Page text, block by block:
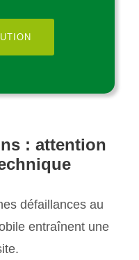
: attention
défaillances au
entraînent une